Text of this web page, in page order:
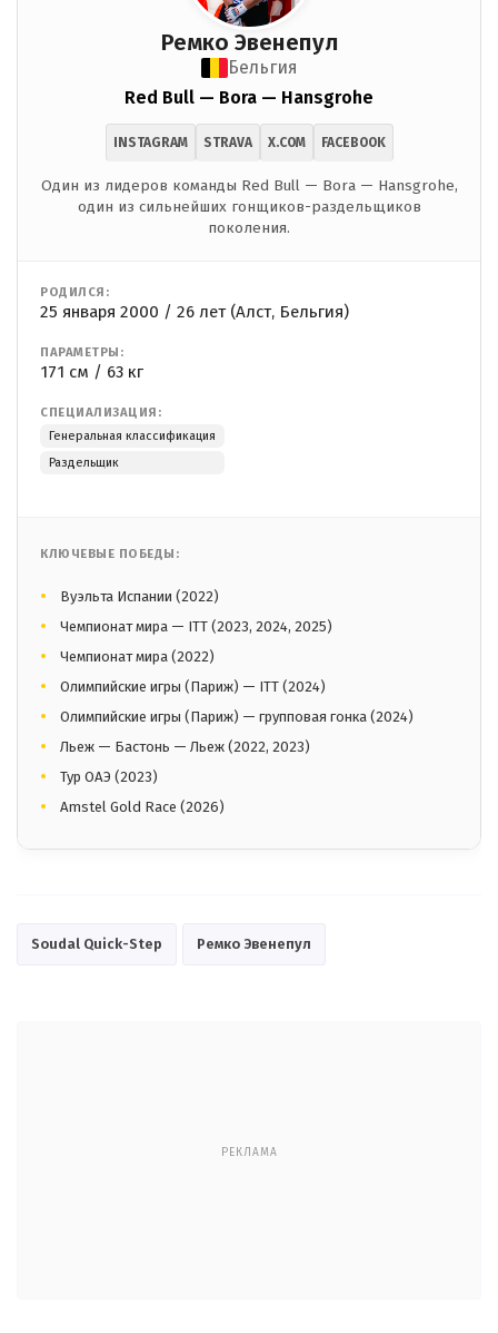
Ремко Эвенепул
Бельгия
Red Bull — Bora — Hansgrohe
INSTAGRAM STRAVA X.COM FACEBOOK
Один из лидеров команды Red Bull — Bora — Hansgrohe,
один из сильнейших гонщиков-раздельщиков
поколения.
РОДИЛСЯ:
25 января 2000 / 26 лет (Алст, Бельгия)
ПАРАМЕТРЫ:
171 см / 63 кг
СПЕЦИАЛИЗАЦИЯ:
Генеральная классификация
Раздельщик
КЛЮЧЕВЫЕ ПОБЕДЫ:
Вуэльта Испании (2022)
Чемпионат мира — ITT (2023, 2024, 2025)
Чемпионат мира (2022)
Олимпийские игры (Париж) — ITT (2024)
Олимпийские игры (Париж) — групповая гонка (2024)
Льеж — Бастонь — Льеж (2022, 2023)
Тур ОАЭ (2023)
Amstel Gold Race (2026)
Soudal Quick-Step Ремко Эвенепул
РЕКЛАМА